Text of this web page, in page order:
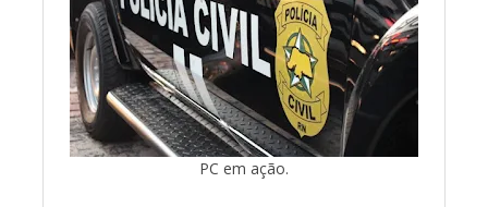
PC em ação.